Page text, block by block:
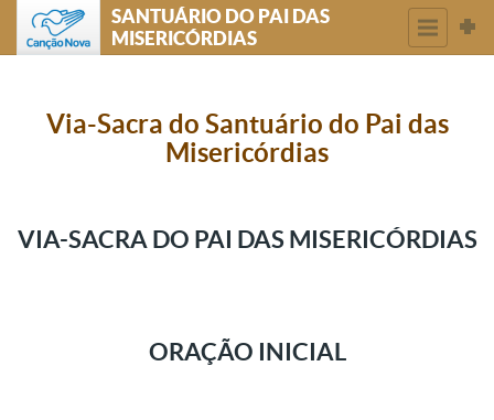
SANTUÁRIO DO PAI DAS
MISERICÓRDIAS
Via-Sacra do Santuário do Pai das
Misericórdias
VIA-SACRA DO PAI DAS MISERICÓRDIAS
ORAÇÃO INICIAL